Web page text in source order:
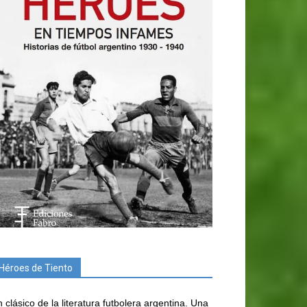
de Tiento
clásico de la literatura futbolera argentina. Una